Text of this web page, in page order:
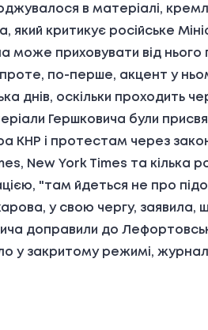
в матеріалі,
критикує російське
може приховувати від нього
проте, по-перше, акцент у
днів, оскільки проходить
Гершковича були
КНР і протестам через
New York Times та кілька
"там йдеться не про
у свою чергу, заявила,
доправили до
у закритому режимі,